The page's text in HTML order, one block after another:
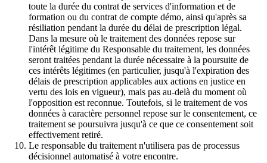
toute la durée du contrat de services d'information et de
formation ou du contrat de compte démo, ainsi qu'après sa
résiliation pendant la durée du délai de prescription légal.
Dans la mesure où le traitement des données repose sur
l'intérêt légitime du Responsable du traitement, les données
seront traitées pendant la durée nécessaire à la poursuite de
ces intérêts légitimes (en particulier, jusqu'à l'expiration des
délais de prescription applicables aux actions en justice en
vertu des lois en vigueur), mais pas au-delà du moment où
l'opposition est reconnue. Toutefois, si le traitement de vos
données à caractère personnel repose sur le consentement, ce
traitement se poursuivra jusqu'à ce que ce consentement soit
effectivement retiré.
Le responsable du traitement n'utilisera pas de processus
décisionnel automatisé à votre encontre.